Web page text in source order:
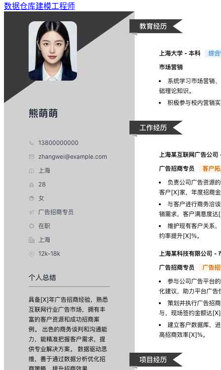
数据仓库建模工程师